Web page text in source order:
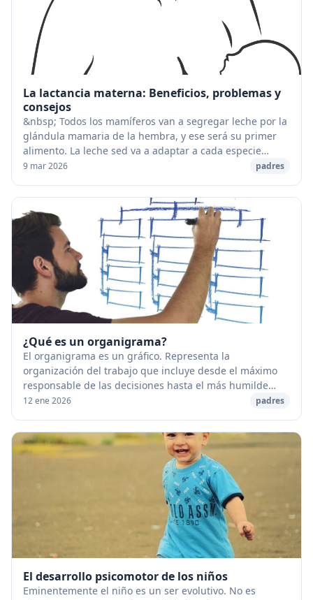
La lactancia materna: Beneficios, problemas y
consejos
&nbsp; Todos los mamíferos van a segregar leche por la
glándula mamaria de la hembra, y ese será su primer
alimento. La leche sed va a adaptar a cada especie
adquiriendo unas propiedades nutritivas im...
9 mar 2026 padres
¿Qué es un organigrama?
El organigrama es un gráfico. Representa la
organización del trabajo que incluye desde el máximo
responsable de las decisiones hasta el más humilde
empleado; además, incluye también la organización
12 ene 2026 padres
El desarrollo psicomotor de los niños
Eminentemente el niño es un ser evolutivo. No es